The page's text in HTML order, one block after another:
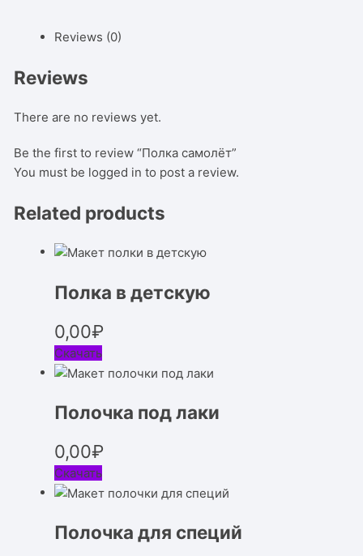
Reviews (0)
Reviews
There are no reviews yet.
Be the first to review “Полка самолёт”
You must be logged in to post a review.
Related products
Полка в детскую
0,00₽
Скачать
Полочка под лаки
0,00₽
Скачать
Полочка для специй